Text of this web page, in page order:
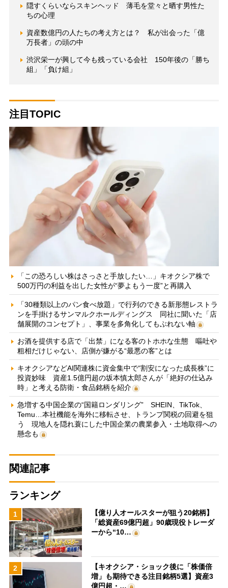
隠すくらいならスキンヘッド 薄毛を堂々と晒す男性た
ちの心理
資産数億円の人たちの考え方とは？ 私が出会った「億
万長者」の頭の中
渋沢栄一が興して今も残っている会社 150年後の「勝ち
組」「負け組」
注目TOPIC
「この恐ろしい株はさっさと手放したい…」キオクシア株で
500万円の利益を出した女性が“夢よもう一度”と再購入
「30種類以上のパン食べ放題」で行列のできる新形態レストラ
ンを手掛けるサンマルクホールディングス 同社に聞いた「店
舗展開のコンセプト」、事業を多角化してもぶれない軸
お酒を提供する店で「出禁」になる客のトホホな生態 嘔吐や
粗相だけじゃない、店側が嫌がる“最悪の客”とは
キオクシアなどAI関連株に資金集中で“割安になった成長株”に
投資妙味 資産1.5億円超の坂本慎太郎さんが「絶好の仕込み
時」と考える防衛・食品銘柄を紹介
急増する中国企業の“国籍ロンダリング” SHEIN、TikTok、
Temu…本社機能を海外に移転させ、トランプ関税の回避を狙
う 現地人を隠れ蓑にした中国企業の農業参入・土地取得への
懸念も
関連記事
ランキング
1
【億り人オールスターが狙う20銘柄】
「総資産69億円超」90歳現役トレーダ
ーから“10…
2
【キオクシア・ショック後に「株価倍
増」も期待できる注目銘柄5選】資産3
億円超・…